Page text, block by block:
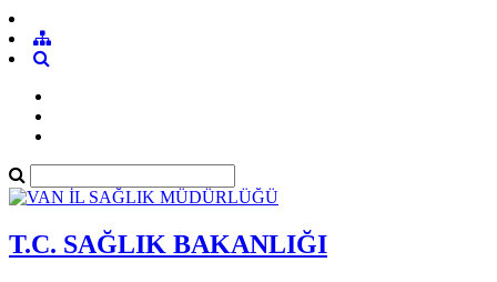
T.C. SAĞLIK BAKANLIĞI